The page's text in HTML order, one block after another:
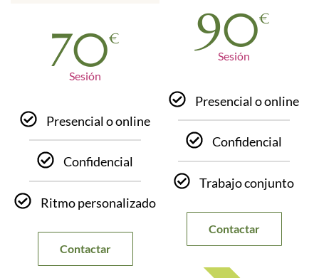
70€
Sesión
Presencial o online
Confidencial
Ritmo personalizado
Contactar
90€
Sesión
Presencial o online
Confidencial
Trabajo conjunto
Contactar